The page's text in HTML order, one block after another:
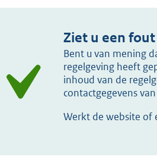
Ziet u een
Bent u van mening
regelgeving heeft
inhoud van de
contactgegevens
Werkt de website of